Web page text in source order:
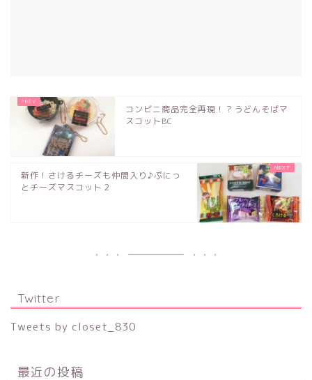
コンビニ商品完全再現！？うどんそばマ
スコットBC
新作！さけるチーズも仲間入り♪ぷにっ
とチーズマスコット２
Twitter
Tweets by closet_830
最近の投稿